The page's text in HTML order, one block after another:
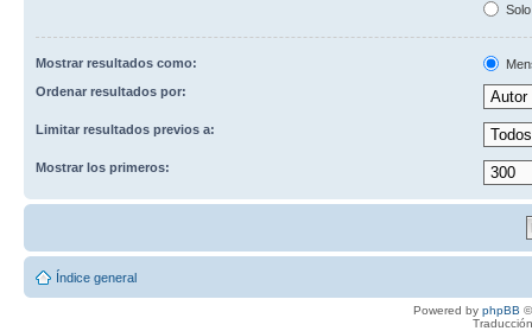
Mostrar resultados como:
Ordenar resultados por:
Limitar resultados previos a:
Mostrar los primeros:
Índice general
Powered by phpBB